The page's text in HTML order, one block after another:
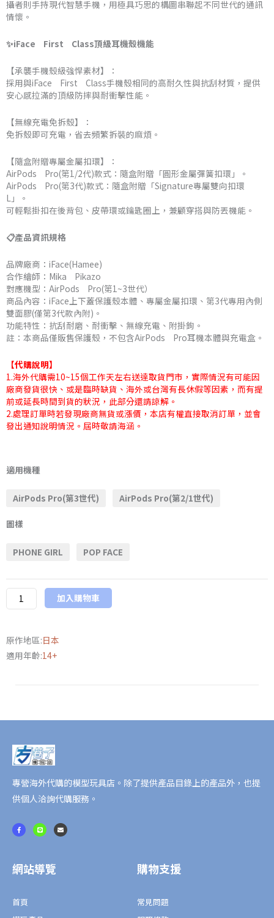
攝者則手持現代智慧手機，用極具巧思的構圖串聯起不同世代的通訊
情懷。
✨iFace First Class頂級耳機殼機能
【承襲手機殼級強悍素材】：
採用與iFace First Class手機殼相同的高耐久性與抗刮材質，提供
安心感拉滿的頂級防摔與耐衝擊性能。
【無線充電免拆殼】：
免拆殼即可充電，省去頻繁拆裝的麻煩。
【隨盒附贈專屬金屬扣環】：
AirPods Pro(第1/2代)款式：隨盒附贈「圓形金屬彈簧扣環」。
AirPods Pro(第3代)款式：隨盒附贈「Signature專屬雙向扣環
L」。
可輕鬆掛扣在後背包、皮帶環或鑰匙圈上，兼顧穿搭與防丟機能。
📋產品資訊規格
品牌廠商：iFace(Hamee)
合作繪師：Mika Pikazo
對應機型：AirPods Pro(第1~3世代）
商品內容：iFace上下蓋保護殼本體、專屬金屬扣環、第3代專用內側
雙面膠(僅第3代款內附)。
功能特性：抗刮耐磨、耐衝擊、無線充電、附掛鉤。
註：本商品僅販售保護殼，不包含AirPods Pro耳機本體與充電盒。
【代購說明】
1.海外代購需10~15個工作天左右送達取貨門市，實際情況有可能因
廠商發貨很快、或是臨時缺貨、海外或台灣有長休假等因素，而有提
前或延長時間到貨的狀況，此部分還請諒解。
2.處理訂單時若發現廠商無貨或漲價，本店有權直接取消訂單，並會
發出通知說明情況。屆時敬請海涵。
適用機種
AirPods Pro(第3世代) AirPods Pro(第2/1世代)
圖樣
PHONE GIRL POP FACE
版
限
品
列
AirPods
專
用
殼
Mika
名
數
加入購物車
原作地區:日本
適用年齡:14+
專營海外代購的模型玩具店。除了提供產品目錄上的產品外，也提
供個人洽詢代購服務。
F
a
c
k
-
L
i
n
E
n
v
網站導覽
首頁
購物支援
常見問題